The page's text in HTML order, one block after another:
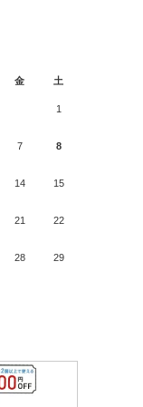
金 土
1
7 8
14 15
21 22
28 29